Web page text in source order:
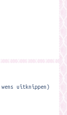
uitknippen)